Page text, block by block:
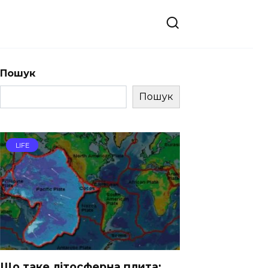
Пошук
Пошук
LIFE